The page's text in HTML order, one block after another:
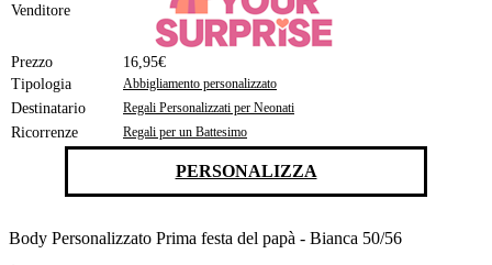
Venditore
Prezzo
16,95€
Tipologia
Abbigliamento personalizzato
Destinatario Regali Personalizzati per Neonati
Ricorrenze Regali per un Battesimo
PERSONALIZZA
Body Personalizzato Prima festa del papà - Bianca 50/56